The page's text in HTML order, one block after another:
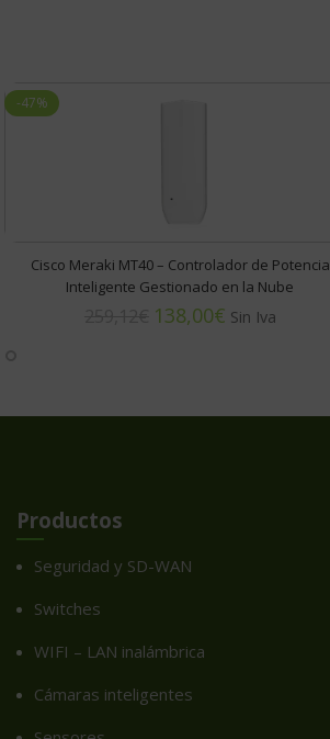
-47%
Cisco Meraki MT40 – Controlador de Potencia
Inteligente Gestionado en la Nube
138,00€
Productos
Seguridad y SD-WAN
Switches
WIFI – LAN inalámbrica
Cámaras inteligentes